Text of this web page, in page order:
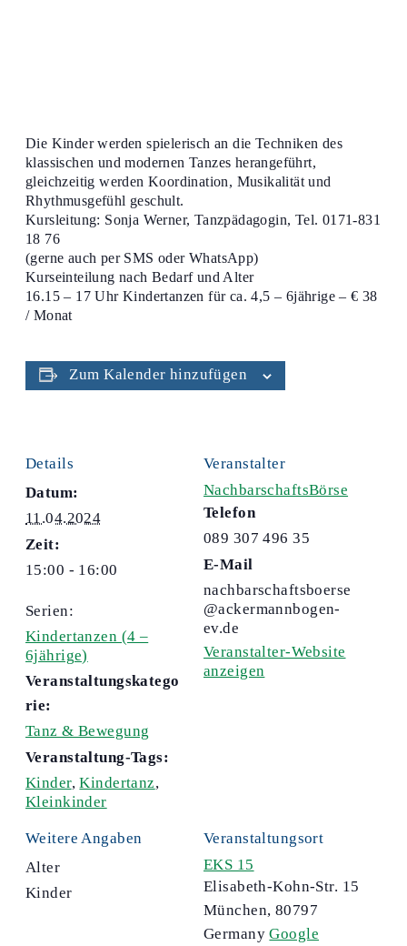
Die Kinder werden spielerisch an die Techniken des
klassischen und modernen Tanzes herangeführt,
gleichzeitig werden Koordination, Musikalität und
Rhythmusgefühl geschult.
Kursleitung: Sonja Werner, Tanzpädagogin, Tel. 0171-831
18 76
(gerne auch per SMS oder WhatsApp)
Kurseinteilung nach Bedarf und Alter
16.15 – 17 Uhr Kindertanzen für ca. 4,5 – 6jährige – € 38
/ Monat
Zum Kalender hinzufügen
Details
Datum:
11.04.2024
Zeit:
15:00 - 16:00
Serien:
Kindertanzen (4 –
6jährige)
Veranstaltungskatego
rie:
Tanz & Bewegung
Veranstaltung-Tags:
Kinder,Kindertanz,
Kleinkinder
Veranstaltungsort
EKS 15
Elisabeth-Kohn-Str. 15
München, 80797
Germany Google
Veranstalter
NachbarschaftsBörse
Telefon
089 307 496 35
E-Mail
nachbarschaftsboerse
@ackermannbogen-
ev.de
Veranstalter-Website
anzeigen
Weitere Angaben
Alter
Kinder